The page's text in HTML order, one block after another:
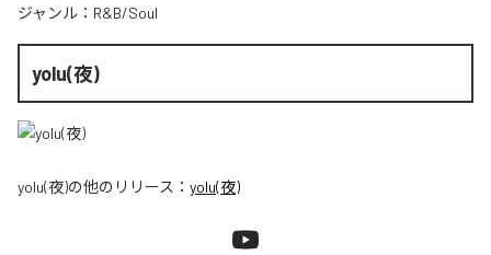
ジャンル： R&B/Soul
yolu(夜)
yolu(夜)の他のリリース： yolu(夜)